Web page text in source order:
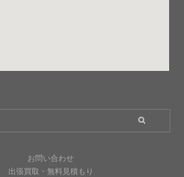
お問い合わせ
出張買取・無料見積もり